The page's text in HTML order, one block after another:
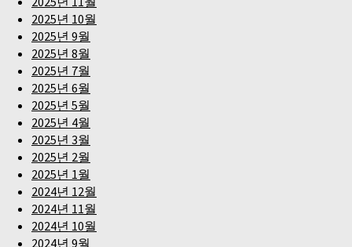
2025년 10월
2025년 9월
2025년 8월
2025년 7월
2025년 6월
2025년 5월
2025년 4월
2025년 3월
2025년 2월
2025년 1월
2024년 12월
2024년 11월
2024년 10월
2024년 9월